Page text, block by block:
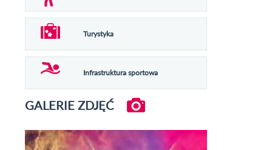
Turystyka
Infrastruktura sportowa
GALERIE ZDJĘĆ